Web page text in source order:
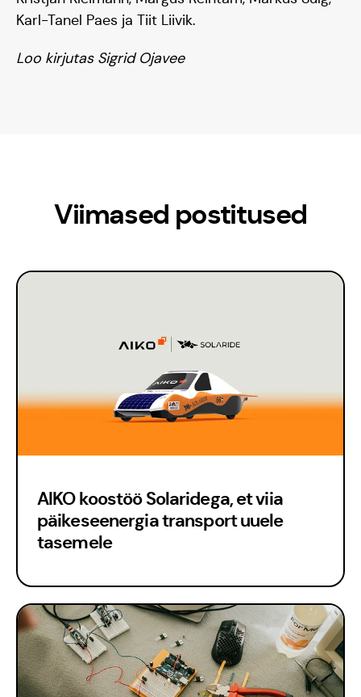
Kontakt
Karl-Tanel Paes ja Tiit Liivik.
Loo kirjutas Sigrid Ojavee
Viimased postitused
AIKO koostöö Solaridega, et viia
päikeseenergia transport uuele
tasemele